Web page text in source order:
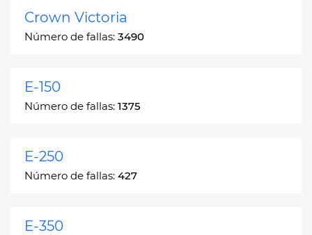
Crown Victoria
Número de fallas: 3490
E-150
Número de fallas: 1375
E-250
Número de fallas: 427
E-350